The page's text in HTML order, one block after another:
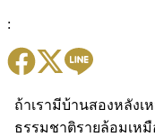
:
ถ้าเรามีบ้านสองหลัง
ธรรมชาติรายล้อมเห